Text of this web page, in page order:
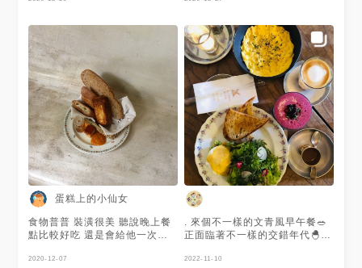
道＋1道招待的脆餅😍 👉🏻聖誕套
餐（晚餐 $1970/人） - 肉腸/水
梨/櫻桃蘿蔔 干貝/柑橘/洛神花
生干貝切丁 感覺是用生食級干
貝～一點腥味都沒有，好好吃
一旁醃蘿蔔片清爽解膩 - 陽明山
鱒魚/奶油乳酪/口袋麵包 這道我
真的神愛，可以吃好幾盤沒問
題！ 鱒魚的鹹味很夠 醃番茄畫
龍點睛，酸酸甜甜 我趁對面的
在回訊息 偷偷把他的番茄叉走
了嘿嘿嘿 - 小牛胸腺/櫛瓜/煙花
女 這道的特色是用櫛瓜捲成麵
的樣子 要跟煙花女醬汁拌在一
起吃 小牛胸腺丸子口感很耐嚼
但調味我覺得最普通 - 鮑魚/南
瓜/高雄147號米 是我愛的濃郁
味道帶一點微辣 - 大野山雞/黑
蛋糕上的小仙女
食物普普 裝潢很美 聽說晚上餐
點比較好吃 還是會給他一次機
2020-12-07
. 來個不一樣的文青風早午餐🥗
正面臨著不一樣的交錯年代🐣 I
era😌 #早餐 #早午餐 #美食 #
2022-11-10